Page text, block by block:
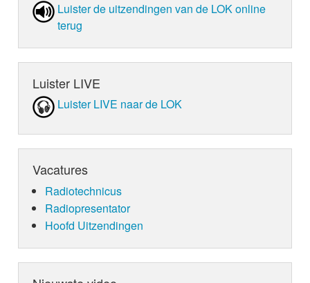
Luister de uit­zen­din­gen van de LOK online
terug
Luister LIVE
Luister LIVE naar de LOK
Vacatures
Radiotechnicus
Radiopresentator
Hoofd Uitzendingen